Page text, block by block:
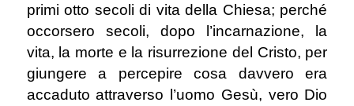
primi otto secoli di vita della Chiesa; perché
occorsero secoli, dopo l’incarnazione, la
vita, la morte e la risurrezione del Cristo, per
giungere a percepire cosa davvero era
accaduto attraverso l’uomo Gesù, vero Dio